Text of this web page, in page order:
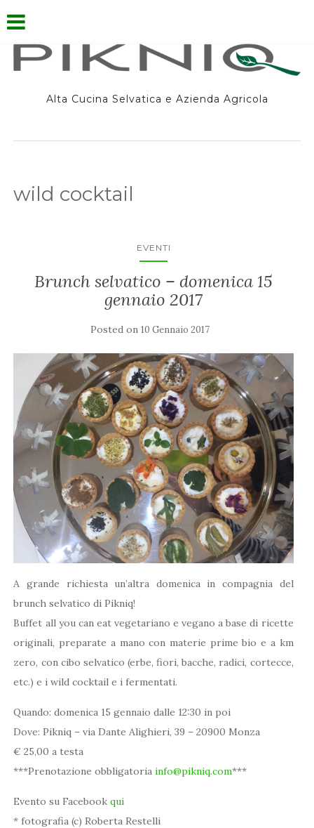
Alta Cucina Selvatica e Azienda Agricola
wild cocktail
EVENTI
Brunch selvatico – domenica 15
gennaio 2017
Posted on 10 Gennaio 2017
A grande richiesta un’altra domenica in compagnia del
brunch selvatico di Pikniq!
Buffet all you can eat vegetariano e vegano a base di ricette
originali, preparate a mano con materie prime bio e a km
zero, con cibo selvatico (erbe, fiori, bacche, radici, cortecce,
etc.) e i wild cocktail e i fermentati.
Quando: domenica 15 gennaio dalle 12:30 in poi
Dove: Pikniq – via Dante Alighieri, 39 – 20900 Monza
€ 25,00 a testa
***Prenotazione obbligatoriainfo@pikniq.com***
Evento su Facebookqui
* fotografia (c) Roberta Restelli